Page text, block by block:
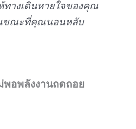
ทางเดินหายใจของคุณ
ขณะที่คุณนอนหลับ
พอพลังงานถดถอย